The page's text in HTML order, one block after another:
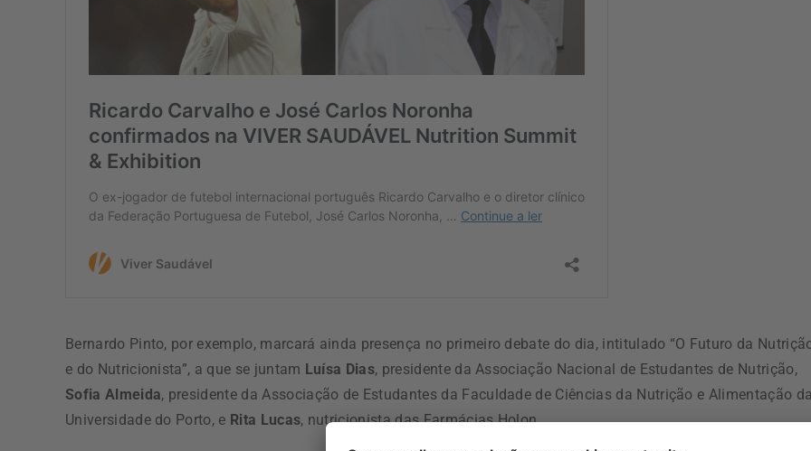
Bernardo Pinto, por exemplo, marcará ainda presença no primeiro debate do dia, intitulado “O Futuro da
e do Nutricionista”, a que se juntam Luísa Dias, presidente da Associação Nacional de Estudantes de Nutrição,
Sofia Almeida, presidente da Associação de Estudantes da Faculdade de Ciências da Nutrição e Alimentação
Universidade do Porto, e Rita Lucas, nutricionista das Farmácias Holon.